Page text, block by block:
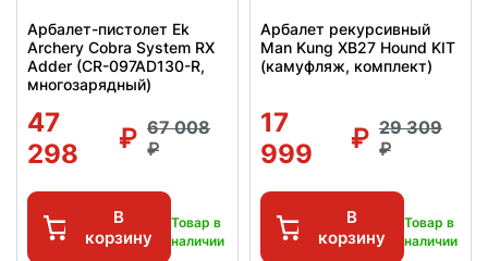
Арбалет-пистолет Ek
Archery Cobra System RX
Adder (CR-097AD130-R,
многозарядный)
47
298
67 008
В
корзину
Товар в
наличии
Арбалет рекурсивный
Man Kung XB27 Hound KIT
(камуфляж, комплект)
17
999
29 309
В
корзину
Товар в
наличии